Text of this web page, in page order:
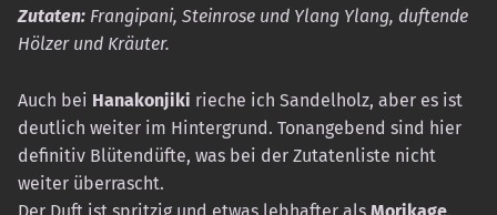
Zutaten: Frangipani, Steinrose und Ylang Ylang, duftende
Hölzer und Kräuter.
Auch bei Hanakonjiki rieche ich Sandelholz, aber es ist
deutlich weiter im Hintergrund. Tonangebend sind hier
definitiv Blütendüfte, was bei der Zutatenliste nicht
weiter überrascht.
Der Duft ist spritzig und etwas lebhafter als Morikage.